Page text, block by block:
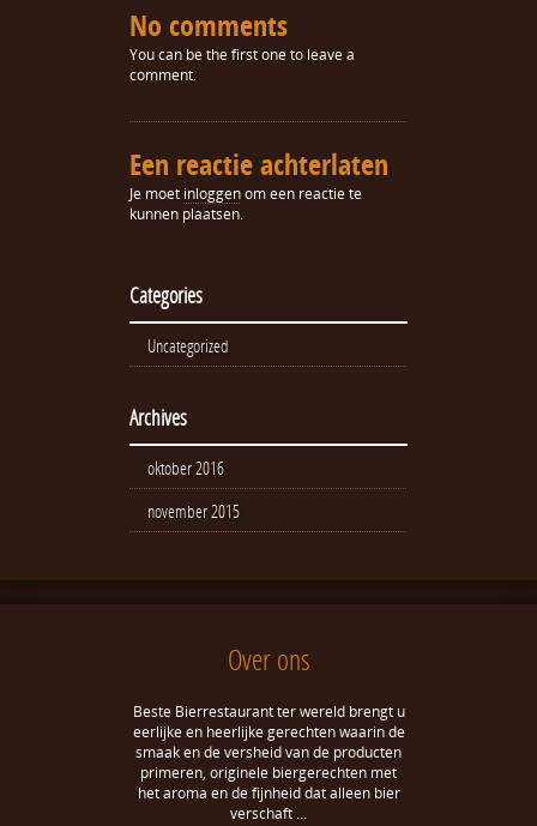
No comments
You can be the first one to leave a
comment.
Een reactie achterlaten
Je moet inloggenom een reactie te
kunnen plaatsen.
Categories
Uncategorized
Archives
oktober 2016
november 2015
Over ons
Beste Bierrestaurant ter wereld brengt u
eerlijke en heerlijke gerechten waarin de
smaak en de versheid van de producten
primeren, originele biergerechten met
het aroma en de fijnheid dat alleen bier
verschaft …